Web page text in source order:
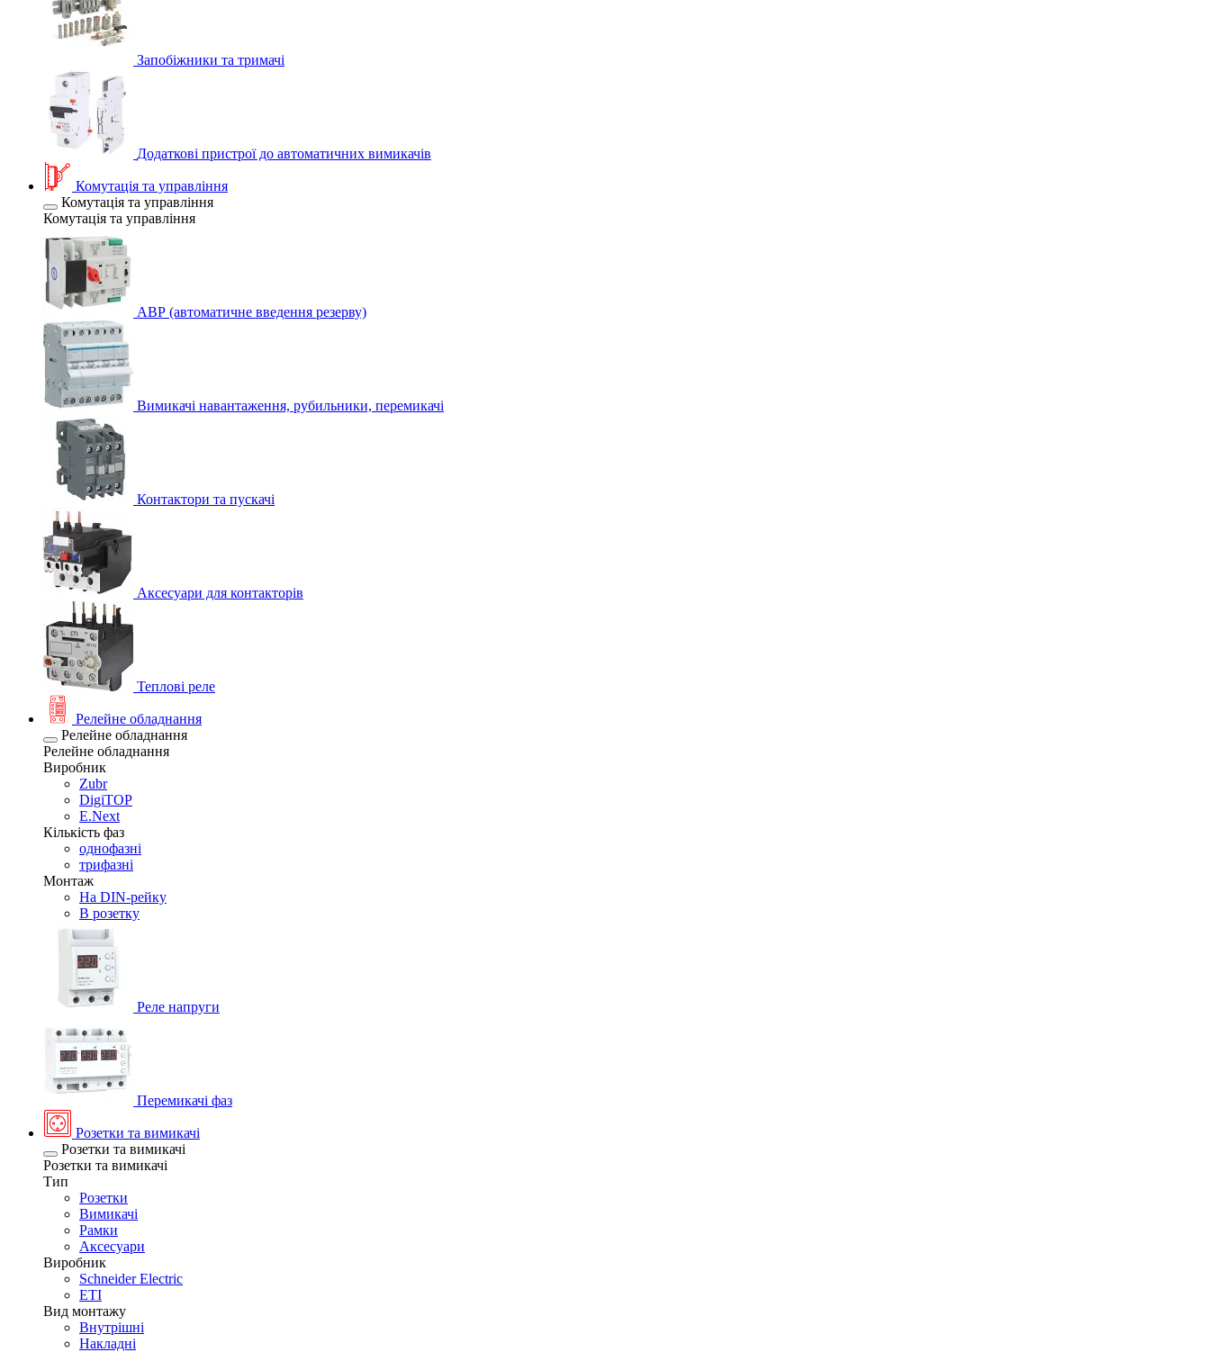
Запобіжники та тримачі
Додаткові пристрої до автоматичних вимикачів
Комутація та управління
Комутація та управління
Комутація та управління
АВР (автоматичне введення резерву)
Вимикачі навантаження, рубильники, перемикачі
Контактори та пускачі
Аксесуари для контакторів
Теплові реле
Релейне обладнання
Релейне обладнання
Релейне обладнання
Виробник
Zubr
DigiTOP
E.Next
Кількість фаз
однофазні
трифазні
Монтаж
На DIN-рейку
В розетку
Реле напруги
Перемикачі фаз
Розетки та вимикачі
Розетки та вимикачі
Розетки та вимикачі
Тип
Розетки
Вимикачі
Рамки
Аксесуари
Виробник
Schneider Electric
ETI
Вид монтажу
Внутрішні
Накладні